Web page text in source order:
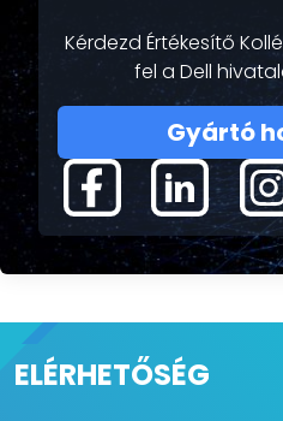
Kérdezd Értékesítő
fel a Dell
Gyártó
ELÉRHETŐSÉG